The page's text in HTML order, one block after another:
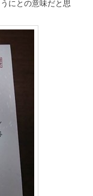
にとの意味だと思